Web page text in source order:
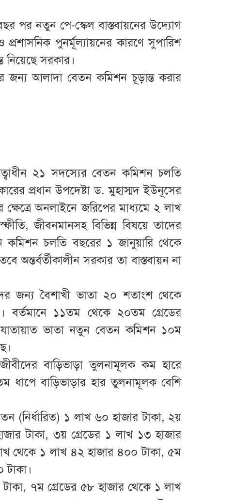
পর নতুন পে-স্কেল বাস্তবায়নের উদ্যোগ
পুনর্মূল্যায়নের কারণে সুপারিশ
নিয়েছে সরকার।
জন্য আলাদা বেতন কমিশন চূড়ান্ত করার
২১ সদস্যের বেতন কমিশন চলতি
প্রধান উপদেষ্টা ড. মুহাস্মদ ইউনূসের
অনলাইনে জরিপের মাধ্যমে ২ লাখ
জীবনমানসহ বিভিন্ন বিষয়ে তাদের
চলতি বছরের ১ জানুয়ারি থেকে
সরকার তা বাস্তবায়ন না
জন্য বৈশাখী ভাতা ২০ শতাংশ থেকে
বর্তমানে ১১তম থেকে ২০তম গ্রেডের
যাতায়াত ভাতা নতুন বেতন কমিশন ১০ম
বাড়িভাড়া তুলনামূলক কম হারে
বাড়িভাড়ার হার তুলনামূলক বেশি
(নির্ধারিত) ১ লাখ ৬০ হাজার টাকা, ২য়
টাকা, ৩য় গ্রেডের ১ লাখ ১৩ হাজার
থেকে ১ লাখ ৪২ হাজার ৪০০ টাকা, ৫ম
৭ম গ্রেডের ৫৮ হাজার থেকে ১ লাখ